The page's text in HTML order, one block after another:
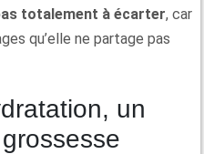
totalement à écarter, car
qu’elle ne partage pas